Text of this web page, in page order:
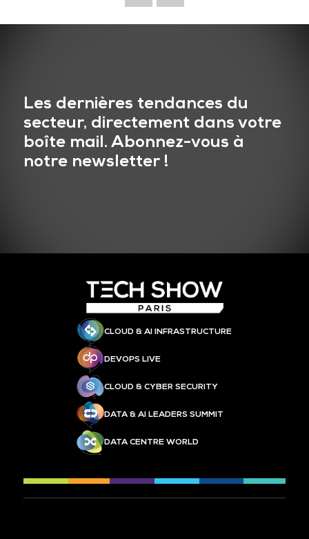
Les dernières tendances du
secteur, directement dans votre
boîte mail. Abonnez-vous à
notre newsletter !
CLOUD & AI INFRASTRUCTURE
DEVOPS LIVE
CLOUD & CYBER SECURITY
DATA & AI LEADERS SUMMIT
DATA CENTRE WORLD